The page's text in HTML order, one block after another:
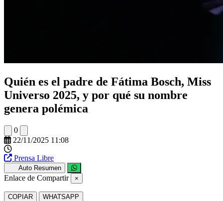
Quién es el padre de Fátima Bosch, Miss
Universo 2025, y por qué su nombre
genera polémica
0
22/11/2025 11:08
Prensa Libre
Auto Resumen
Enlace de Compartir ×
COPIAR WHATSAPP